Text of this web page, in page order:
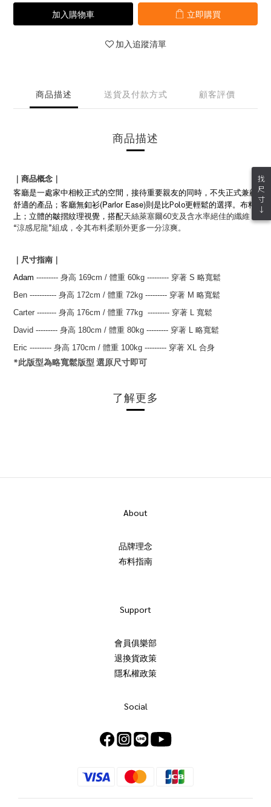
加入購物車 立即購買
加入追蹤清單
商品描述 送貨及付款方式 顧客評價
商品描述
｜商品概念｜
客廳是一處家中相較正式的空間，接待重要親友的同時，不失正式兼顧
舒適的產品；客廳無釦衫(Parlor Ease)則是比Polo更輕鬆的選擇。布料
上；立體的皺摺紋理視覺，搭配天絲萊塞爾60支及含水率絕佳的纖維
“涼感尼龍”組成，令其布料柔順外更多一分涼爽。
｜尺寸指南｜
Adam --------- 身高 169cm / 體重 60kg --------- 穿著 S 略寬鬆
Ben ----------- 身高 172cm / 體重 72kg --------- 穿著 M 略寬鬆
Carter -------- 身高 176cm / 體重 77kg --------- 穿著 L 寬鬆
David --------- 身高 180cm / 體重 80kg --------- 穿著 L 略寬鬆
Eric --------- 身高 170cm / 體重 100kg --------- 穿著 XL 合身
*此版型為略寬鬆版型 選原尺寸即可
了解更多
About
品牌理念
布料指南
Support
會員俱樂部
退換貨政策
隱私權政策
Social
找
尺
寸
↓